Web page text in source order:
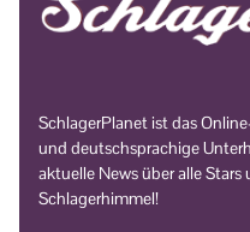
SchlagerPlanet ist das
und deutschsprachige
aktuelle News über alle
Schlagerhimmel!